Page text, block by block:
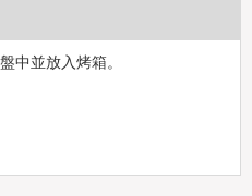
中並放入烤箱。